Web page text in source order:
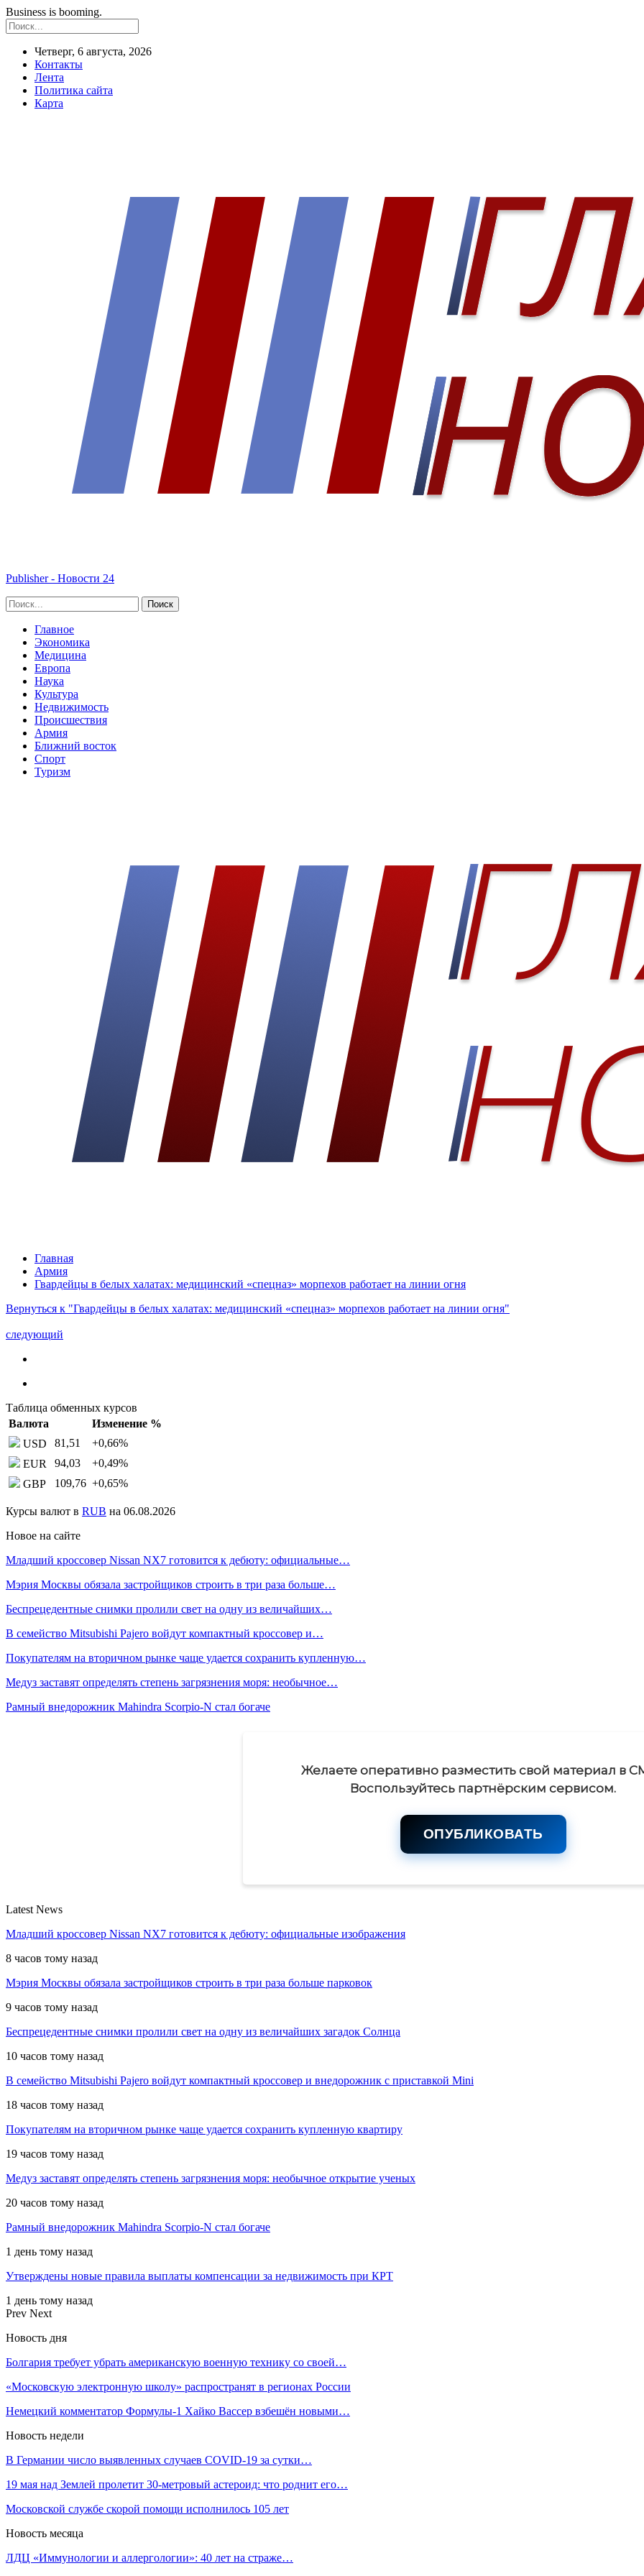
Business is booming.
Четверг, 6 августа, 2026
Контакты
Лента
Политика сайта
Карта
Publisher - Новости 24
Главное
Экономика
Медицина
Европа
Наука
Культура
Недвижимость
Происшествия
Армия
Ближний восток
Спорт
Туризм
Главная
Армия
Гвардейцы в белых халатах: медицинский «спецназ» морпехов работает на линии огня
Вернуться к "Гвардейцы в белых халатах: медицинский «спецназ» морпехов работает на линии огня"
следующий
Таблица обменных курсов
Валюта
Изменение %
USD
81,51 +0,66%
EUR
94,03 +0,49%
GBP
109,76 +0,65%
Курсы валют в RUB на 06.08.2026
Новое на сайте
Младший кроссовер Nissan NX7 готовится к дебюту: официальные…
Мэрия Москвы обязала застройщиков строить в три раза больше…
Беспрецедентные снимки пролили свет на одну из величайших…
В семейство Mitsubishi Pajero войдут компактный кроссовер и…
Покупателям на вторичном рынке чаще удается сохранить купленную…
Медуз заставят определять степень загрязнения моря: необычное…
Рамный внедорожник Mahindra Scorpio-N стал богаче
Желаете оперативно разместить свой материал в
Воспользуйтесь партнёрским сервисом.
ОПУБЛИКОВАТЬ
Latest News
Младший кроссовер Nissan NX7 готовится к дебюту: официальные изображения
8 часов тому назад
Мэрия Москвы обязала застройщиков строить в три раза больше парковок
9 часов тому назад
Беспрецедентные снимки пролили свет на одну из величайших загадок Солнца
10 часов тому назад
В семейство Mitsubishi Pajero войдут компактный кроссовер и внедорожник с приставкой Mini
18 часов тому назад
Покупателям на вторичном рынке чаще удается сохранить купленную квартиру
19 часов тому назад
Медуз заставят определять степень загрязнения моря: необычное открытие ученых
20 часов тому назад
Рамный внедорожник Mahindra Scorpio-N стал богаче
1 день тому назад
Утверждены новые правила выплаты компенсации за недвижимость при КРТ
1 день тому назад
Prev Next
Новость дня
Болгария требует убрать американскую военную технику со своей…
«Московскую электронную школу» распространят в регионах России
Немецкий комментатор Формулы-1 Хайко Вассер взбешён новыми…
Новость недели
В Германии число выявленных случаев COVID-19 за сутки…
19 мая над Землей пролетит 30-метровый астероид: что роднит его…
Московской службе скорой помощи исполнилось 105 лет
Новость месяца
ЛДЦ «Иммунологии и аллергологии»: 40 лет на страже…